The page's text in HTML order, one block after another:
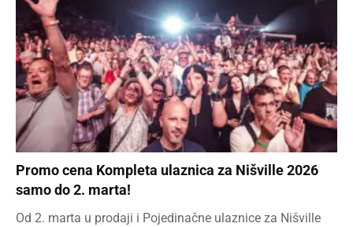
Promo cena Kompleta ulaznica za Nišville 2026
samo do 2. marta!
Od 2. marta u prodaji i Pojedinačne ulaznice za Nišville